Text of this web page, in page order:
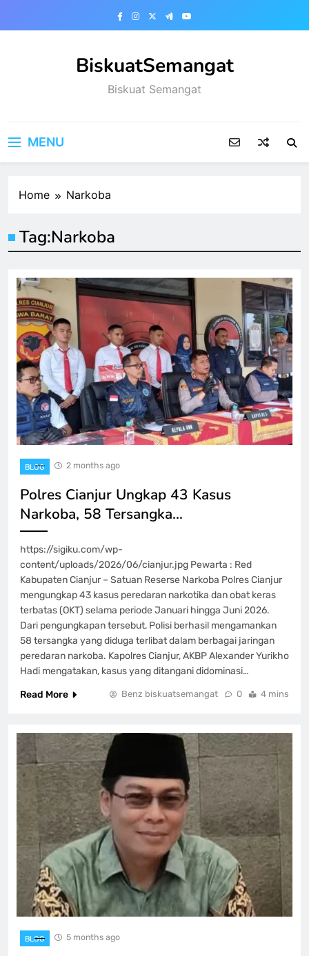
BiskuatSemangat
Biskuat Semangat
MENU
Home Narkoba
Tag:Narkoba
BLOG 2 months ago
Polres Cianjur Ungkap 43 Kasus
Narkoba, 58 Tersangka…
https://sigiku.com/wp-
content/uploads/2026/06/cianjur.jpg Pewarta : Red
Kabupaten Cianjur – Satuan Reserse Narkoba Polres Cianjur
mengungkap 43 kasus peredaran narkotika dan obat keras
terbatas (OKT) selama periode Januari hingga Juni 2026.
Dari pengungkapan tersebut, Polisi berhasil mengamankan
58 tersangka yang diduga terlibat dalam berbagai jaringan
peredaran narkoba. Kapolres Cianjur, AKBP Alexander Yurikho
Hadi mengatakan, kasus yang ditangani didominasi…
Read More
Benz biskuatsemangat 0 4 mins
BLOG 5 months ago